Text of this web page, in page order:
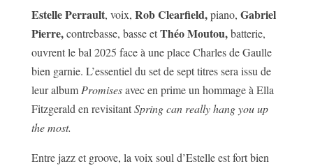
Estelle Perrault, voix, Rob Clearfield,piano, Gabriel
Pierre,contrebasse, basse etThéo Moutou,batterie,
ouvrent le bal 2025 face à une place Charles de Gaulle
bien garnie. L’essentiel du set de sept titres sera issu de
leur album Promisesavec en prime un hommage à Ella
Fitzgerald en revisitantSpring can really hang you up
the most.
Entre jazz et groove, la voix soul d’Estelle est fort bien